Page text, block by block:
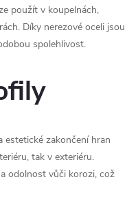
použít v koupelnách,
Díky nerezové oceli jsou
spolehlivost.
estetické zakončení hran
tak v exteriéru.
odolnost vůči korozi, což